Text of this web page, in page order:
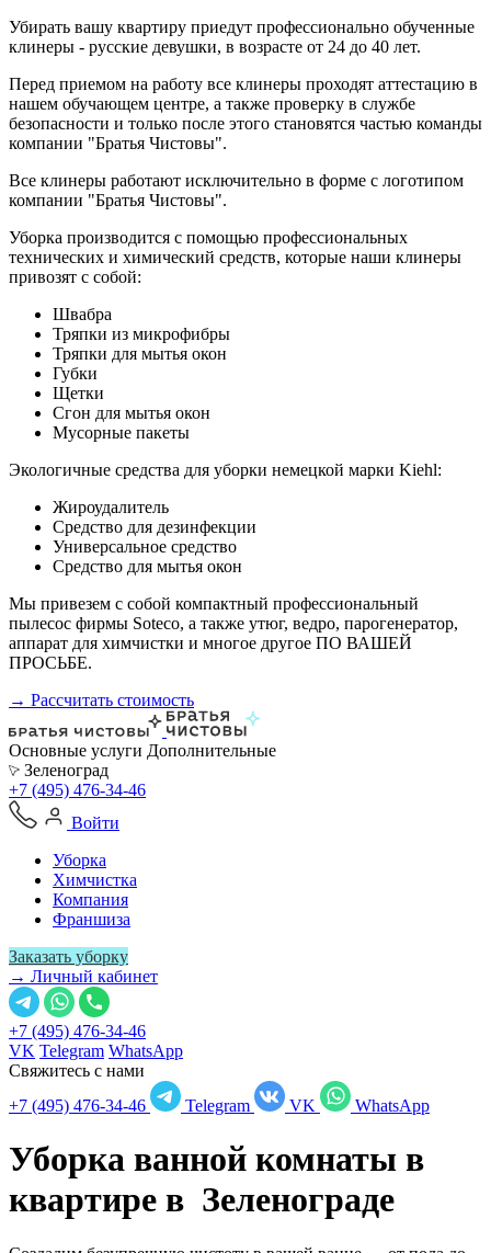
Убирать вашу квартиру приедут профессионально обученные
клинеры - русские девушки, в возрасте от 24 до 40 лет.
Перед приемом на работу все клинеры проходят аттестацию в
нашем обучающем центре, а также проверку в службе
безопасности и только после этого становятся частью команды
компании "Братья Чистовы".
Все клинеры работают исключительно в форме с логотипом
компании "Братья Чистовы".
Уборка производится с помощью профессиональных
технических и химический средств, которые наши клинеры
привозят с собой:
Швабра
Тряпки из микрофибры
Тряпки для мытья окон
Губки
Щетки
Сгон для мытья окон
Мусорные пакеты
Экологичные средства для уборки немецкой марки Kiehl:
Жироудалитель
Средство для дезинфекции
Универсальное средство
Средство для мытья окон
Мы привезем с собой компактный профессиональный
пылесос фирмы Soteco, а также утюг, ведро, парогенератор,
аппарат для химчистки и многое другое ПО ВАШЕЙ
ПРОСЬБЕ.
→ Рассчитать стоимость
Основные услуги Дополнительные
Зеленоград
+7 (495) 476-34-46
Войти
Уборка
Химчистка
Компания
Франшиза
Заказать уборку
→ Личный кабинет
+7 (495) 476-34-46
VK Telegram WhatsApp
Свяжитесь с нами
+7 (495) 476-34-46
Telegram VK WhatsApp
Уборка ванной комнаты в
квартире в Зеленограде